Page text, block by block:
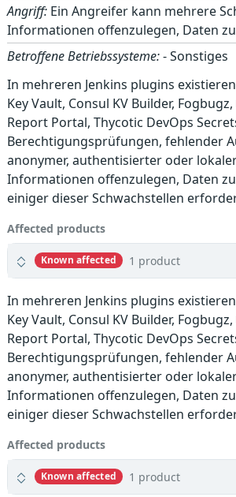
Angriff: Ein Angreifer kann mehrere
Informationen offenzulegen, Daten
Betroffene Betriebssysteme:- Sonstiges
In mehreren Jenkins plugins
Key Vault, Consul KV Builder,
Report Portal, Thycotic DevOps
Berechtigungsprüfungen, fehlender
anonymer, authentisierter oder
Informationen offenzulegen, Daten
einiger dieser Schwachstellen
Affected products
Known affected 1 product
In mehreren Jenkins plugins
Key Vault, Consul KV Builder,
Report Portal, Thycotic DevOps
Berechtigungsprüfungen, fehlender
anonymer, authentisierter oder
Informationen offenzulegen, Daten
einiger dieser Schwachstellen
Affected products
Known affected 1 product